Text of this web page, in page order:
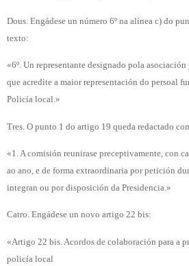
Dous. Engádese un número 6º na alínea c) do
texto:
«6º. Un representante designado pola
que acredite a maior representación do persoal
Policía local.»
Tres. O punto 1 do artigo 19 queda redactado
«1. A comisión reunirase preceptivamente, con
ao ano, e de forma extraordinaria por petición
integran ou por disposición da Presidencia.»
Catro. Engádese un novo artigo 22 bis:
«Artigo 22 bis. Acordos de colaboración para a
policía local